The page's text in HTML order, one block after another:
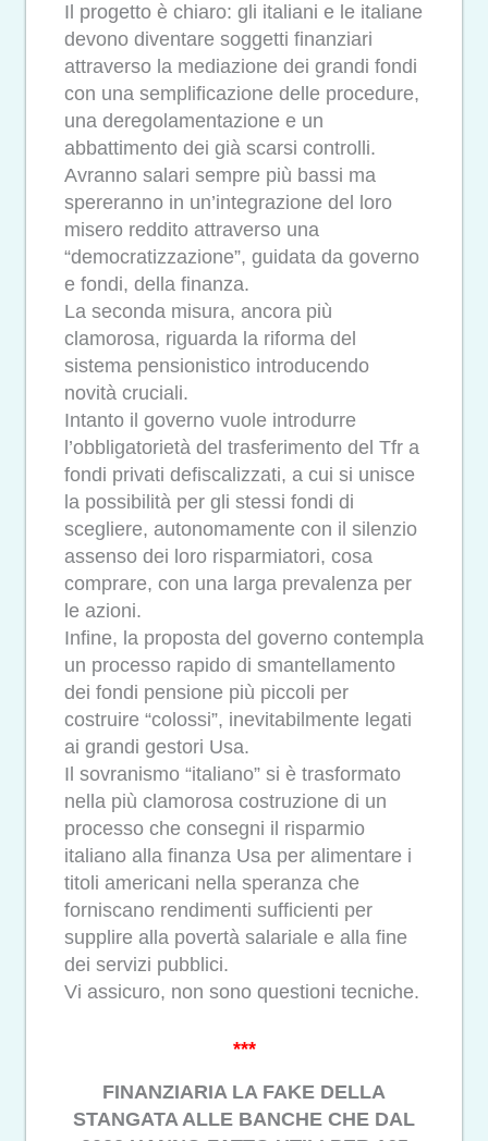
Il progetto è chiaro: gli italiani e le italiane
devono diventare soggetti finanziari
attraverso la mediazione dei grandi fondi
con una semplificazione delle procedure,
una deregolamentazione e un
abbattimento dei già scarsi controlli.
Avranno salari sempre più bassi ma
spereranno in un’integrazione del loro
misero reddito attraverso una
“democratizzazione”, guidata da governo
e fondi, della finanza.
La seconda misura, ancora più
clamorosa, riguarda la riforma del
sistema pensionistico introducendo
novità cruciali.
Intanto il governo vuole introdurre
l’obbligatorietà del trasferimento del Tfr a
fondi privati defiscalizzati, a cui si unisce
la possibilità per gli stessi fondi di
scegliere, autonomamente con il silenzio
assenso dei loro risparmiatori, cosa
comprare, con una larga prevalenza per
le azioni.
Infine, la proposta del governo contempla
un processo rapido di smantellamento
dei fondi pensione più piccoli per
costruire “colossi”, inevitabilmente legati
ai grandi gestori Usa.
Il sovranismo “italiano” si è trasformato
nella più clamorosa costruzione di un
processo che consegni il risparmio
italiano alla finanza Usa per alimentare i
titoli americani nella speranza che
forniscano rendimenti sufficienti per
supplire alla povertà salariale e alla fine
dei servizi pubblici.
Vi assicuro, non sono questioni tecniche.
***
FINANZIARIA LA FAKE DELLA
STANGATA ALLE BANCHE CHE DAL